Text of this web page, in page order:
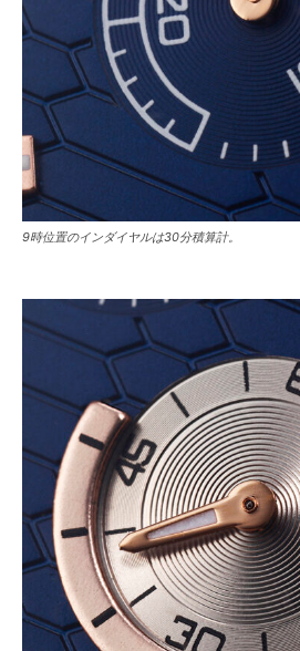
9時位置のインダイヤルは30分積算計。